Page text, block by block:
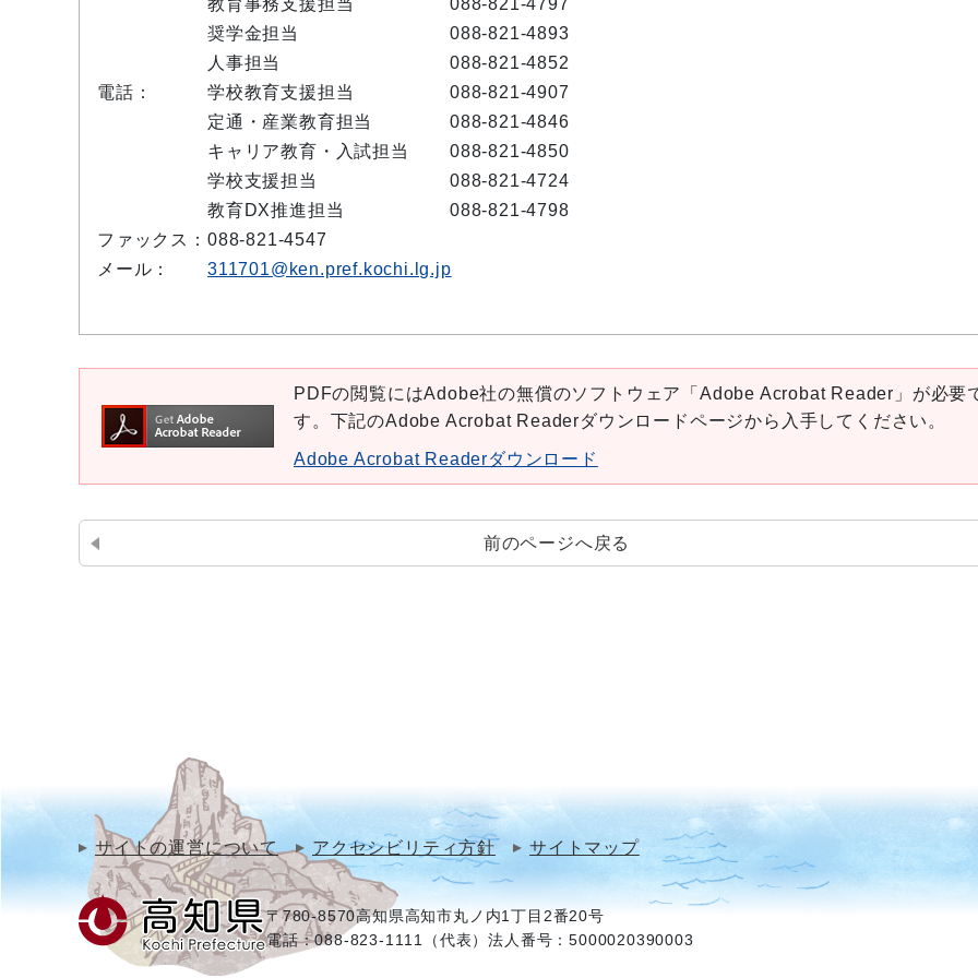
電話：
教育事務支援担当
088-821-4797
奨学金担当
088-821-4893
人事担当
088-821-4852
学校教育支援担当
088-821-4907
定通・産業教育担当
088-821-4846
キャリア教育・入試担当
088-821-4850
学校支援担当
088-821-4724
教育DX推進担当
088-821-4798
ファックス： 088-821-4547
メール：
311701@ken.pref.kochi.lg.jp
PDFの閲覧にはAdobe社の無償のソフトウェア「Adobe Acrobat Reader」が必要
す。下記のAdobe Acrobat Readerダウンロードページから入手してください。
Adobe Acrobat Readerダウンロード
前のページへ戻る
サイトの運営について アクセシビリティ方針 サイトマップ
〒780-8570高知県高知市丸ノ内1丁目2番20号
電話：088-823-1111（代表）法人番号：5000020390003